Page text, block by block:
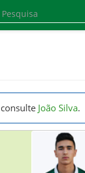
João Silva.